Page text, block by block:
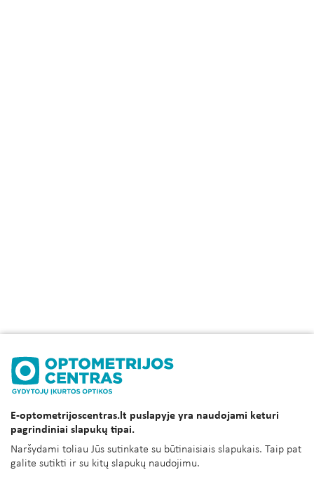
E-optometrijoscentras.lt puslapyje yra naudojami keturi
pagrindiniai slapukų tipai.
Naršydami toliau Jūs sutinkate su būtinaisiais slapukais. Taip pat
galite sutikti ir su kitų slapukų naudojimu.